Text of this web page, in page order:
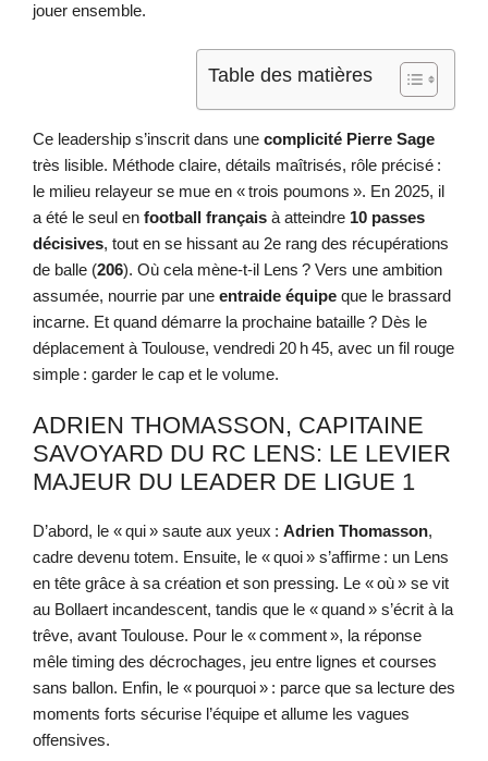
jouer ensemble.
Table des matières
Ce leadership s’inscrit dans une complicité Pierre Sage
très lisible. Méthode claire, détails maîtrisés, rôle précisé :
le milieu relayeur se mue en « trois poumons ». En 2025, il
a été le seul en football français à atteindre 10 passes
décisives, tout en se hissant au 2e rang des récupérations
de balle (206). Où cela mène-t-il Lens ? Vers une ambition
assumée, nourrie par une entraide équipe que le brassard
incarne. Et quand démarre la prochaine bataille ? Dès le
déplacement à Toulouse, vendredi 20 h 45, avec un fil rouge
simple : garder le cap et le volume.
ADRIEN THOMASSON, CAPITAINE
SAVOYARD DU RC LENS: LE LEVIER
MAJEUR DU LEADER DE LIGUE 1
D’abord, le « qui » saute aux yeux : Adrien Thomasson,
cadre devenu totem. Ensuite, le « quoi » s’affirme : un Lens
en tête grâce à sa création et son pressing. Le « où » se vit
au Bollaert incandescent, tandis que le « quand » s’écrit à la
trêve, avant Toulouse. Pour le « comment », la réponse
mêle timing des décrochages, jeu entre lignes et courses
sans ballon. Enfin, le « pourquoi » : parce que sa lecture des
moments forts sécurise l’équipe et allume les vagues
offensives.